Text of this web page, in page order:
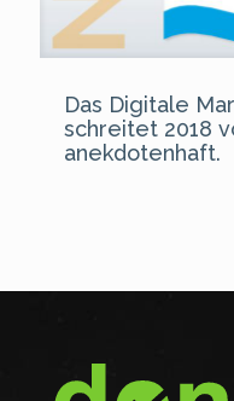
Das Digitale
schreitet 2018
anekdotenhaft.